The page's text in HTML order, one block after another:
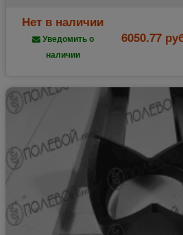
Нет в наличии
Уведомить о
наличии
6050.77